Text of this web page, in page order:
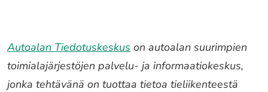
Autoalan Tiedotuskeskus on autoalan suurimpien
toimialajärjestöjen palvelu- ja informaatiokeskus,
jonka tehtävänä on tuottaa tietoa tieliikenteestä